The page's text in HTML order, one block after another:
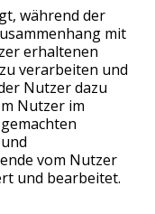
während der
mit
erhaltenen
verarbeiten und
Nutzer dazu
Nutzer im
vom Nutzer
und bearbeitet.